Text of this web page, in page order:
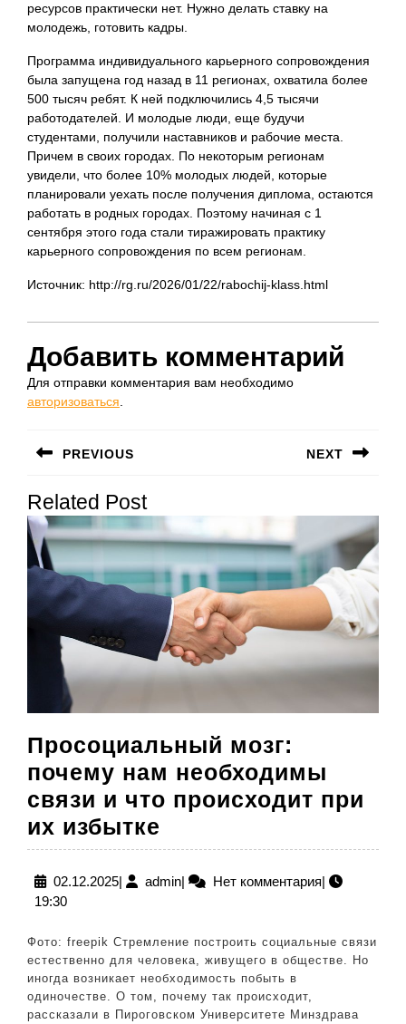
ресурсов практически нет. Нужно делать ставку на
молодежь, готовить кадры.
Программа индивидуального карьерного сопровождения
была запущена год назад в 11 регионах, охватила более
500 тысяч ребят. К ней подключились 4,5 тысячи
работодателей. И молодые люди, еще будучи
студентами, получили наставников и рабочие места.
Причем в своих городах. По некоторым регионам
увидели, что более 10% молодых людей, которые
планировали уехать после получения диплома, остаются
работать в родных городах. Поэтому начиная с 1
сентября этого года стали тиражировать практику
карьерного сопровождения по всем регионам.
Источник: http://rg.ru/2026/01/22/rabochij-klass.html
Добавить комментарий
Для отправки комментария вам необходимо
авторизоваться.
по
записям
PREVIOUS
запись:
NEXT
запись:
Related Post
Просоциальный мозг:
почему нам необходимы
связи и что происходит при
их избытке
мозг:
почему
необходимы
связи
и
что
02.12.202502.12.2025
| adminadmin
| Нет комментария|
19:30
Фото: freepik Стремление построить социальные связи
естественно для человека, живущего в обществе. Но
иногда возникает необходимость побыть в
одиночестве. О том, почему так происходит,
рассказали в Пироговском Университете Минздрава